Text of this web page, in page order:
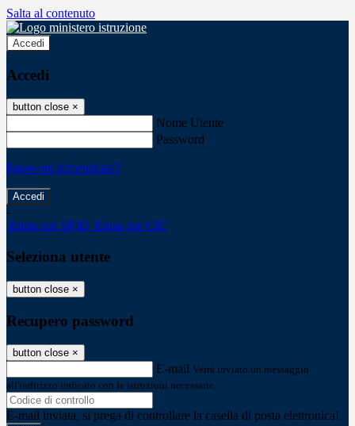
Salta al contenuto
Accedi
Accedi
button close ×
Nome Utente
Password
Password dimenticata?
-
Entra con SPID Entra con CIE
Seleziona utente
button close ×
Recupero password
button close ×
E-mail Verrà inviato un messaggio
all'indirizzo indicato con le istruzioni necessarie.
E-mail inviata, si prega di controllare la casella di posta elettronica!